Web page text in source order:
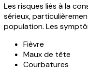
Les risques liés à la
sérieux,
population. Les
Fièvre
Maux de tête
Courbatures